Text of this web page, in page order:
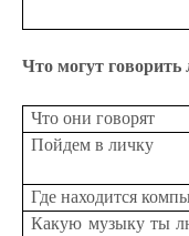
Что могут говорить
Что они говорят
Пойдем в личку
Где находится
Какую музыку ты